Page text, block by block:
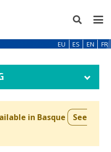
EU ES EN FR
in Basque
See